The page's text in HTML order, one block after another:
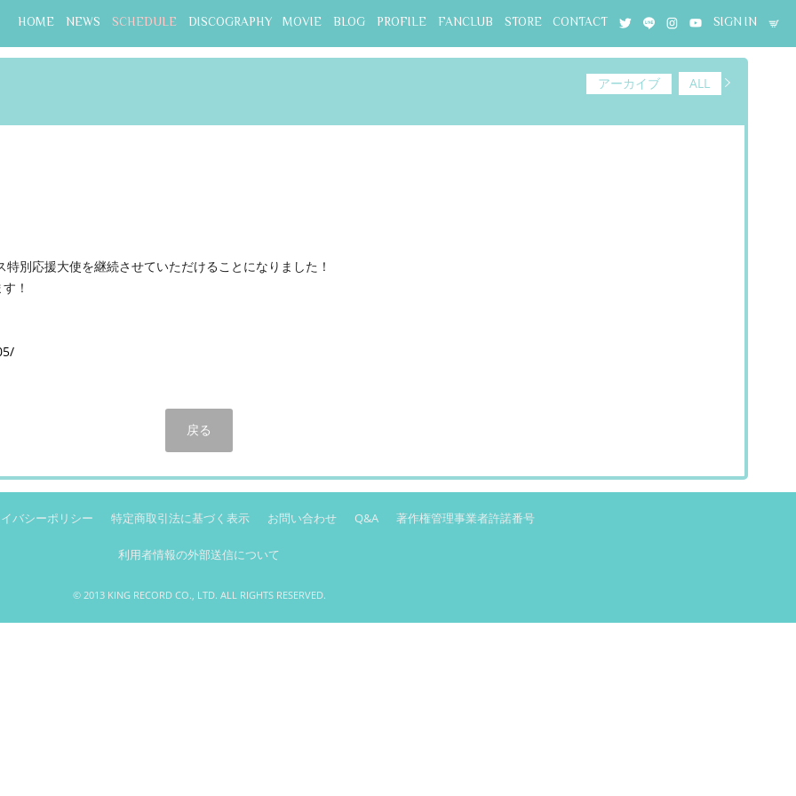
HOME NEWS SCHEDULE DISCOGRAPHY MOVIE BLOG PROFILE FANCLUB STORE CONTACT SIGN IN
ALL
アーカイブ
別応援大使を継続させていただけることになりました！
！
戻る
バシーポリシー 特定商取引法に基づく表示 お問い合わせ Q&A 著作権管理事業者許諾番号
利用者情報の外部送信について
© 2013 KING RECORD CO., LTD. ALL RIGHTS RESERVED.